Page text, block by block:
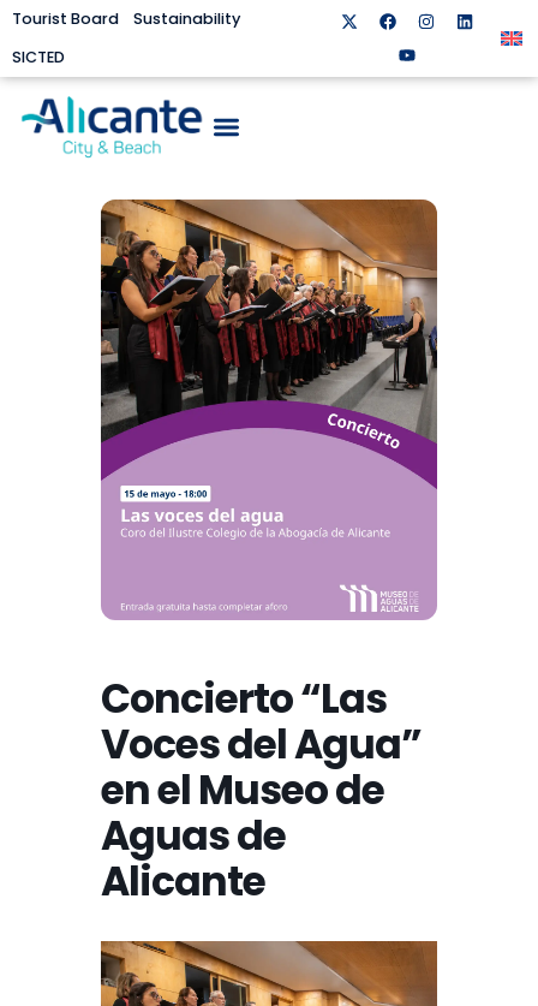
Tourist Board
Sustainability
SICTED
Concierto “Las
Voces del Agua”
en el Museo de
Aguas de
Alicante